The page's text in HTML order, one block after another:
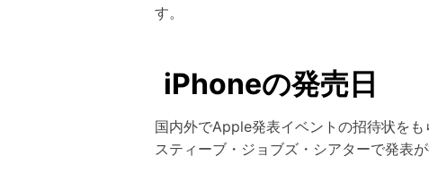
す。
iPhoneの発売日
国内外でApple発表イベントの招待状を
スティーブ・ジョブズ・シアターで発表が